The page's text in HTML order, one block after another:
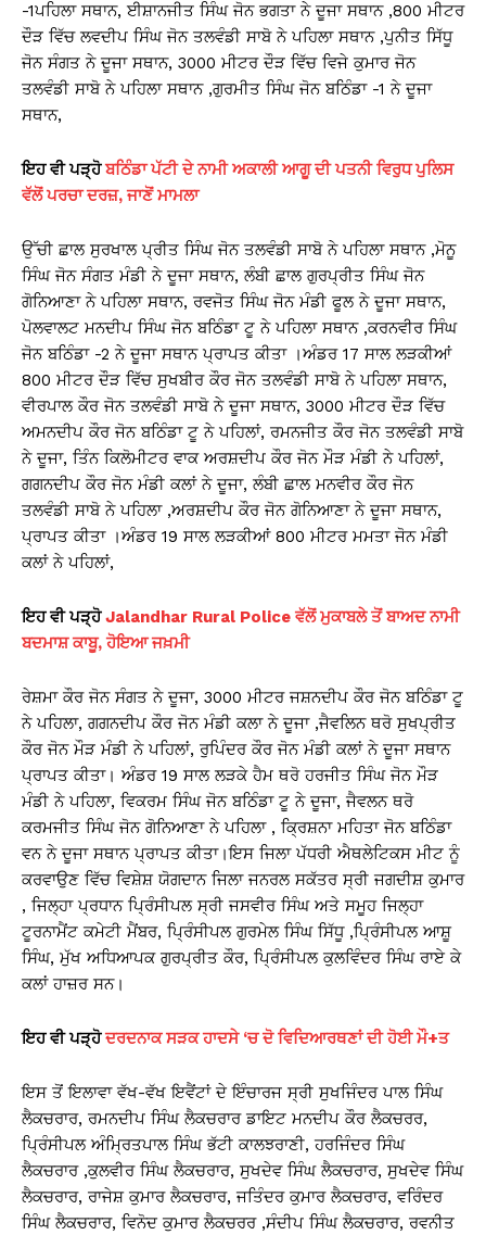
-1ਪਹਿਲਾ ਸਥਾਨ, ਈਸ਼ਾਨਜੀਤ ਸਿੰਘ ਜੋਨ ਭਗਤਾ ਨੇ ਦੂਜਾ ਸਥਾਨ ,800 ਮੀਟਰ
ਦੌੜ ਵਿੱਚ ਲਵਦੀਪ ਸਿੰਘ ਜੋਨ ਤਲਵੰਡੀ ਸਾਬੋ ਨੇ ਪਹਿਲਾ ਸਥਾਨ ,ਪੁਨੀਤ ਸਿੱਧੂ
ਜੋਨ ਸੰਗਤ ਨੇ ਦੂਜਾ ਸਥਾਨ, 3000 ਮੀਟਰ ਦੌੜ ਵਿੱਚ ਵਿਜੇ ਕੁਮਾਰ ਜੋਨ
ਤਲਵੰਡੀ ਸਾਬੋ ਨੇ ਪਹਿਲਾ ਸਥਾਨ ,ਗੁਰਮੀਤ ਸਿੰਘ ਜੋਨ ਬਠਿੰਡਾ -1 ਨੇ ਦੂਜਾ
ਸਥਾਨ,
ਇਹ ਵੀ ਪੜ੍ਹੋਬਠਿੰਡਾ ਪੱਟੀ ਦੇ ਨਾਮੀ ਅਕਾਲੀ ਆਗੂ ਦੀ ਪਤਨੀ ਵਿਰੁਧ ਪੁਲਿਸ
ਵੱਲੋਂ ਪਰਚਾ ਦਰਜ਼, ਜਾਣੋਂ ਮਾਮਲਾ
ਉੱਚੀ ਛਾਲ ਸੁਰਖਾਲ ਪ੍ਰੀਤ ਸਿੰਘ ਜੋਨ ਤਲਵੰਡੀ ਸਾਬੋ ਨੇ ਪਹਿਲਾ ਸਥਾਨ ,ਮੋਨੂ
ਸਿੰਘ ਜੋਨ ਸੰਗਤ ਮੰਡੀ ਨੇ ਦੂਜਾ ਸਥਾਨ, ਲੰਬੀ ਛਾਲ ਗੁਰਪ੍ਰੀਤ ਸਿੰਘ ਜੋਨ
ਗੋਨਿਆਣਾ ਨੇ ਪਹਿਲਾ ਸਥਾਨ, ਰਵਜੋਤ ਸਿੰਘ ਜੋਨ ਮੰਡੀ ਫੂਲ ਨੇ ਦੂਜਾ ਸਥਾਨ,
ਪੋਲਵਾਲਟ ਮਨਦੀਪ ਸਿੰਘ ਜੋਨ ਬਠਿੰਡਾ ਟੂ ਨੇ ਪਹਿਲਾ ਸਥਾਨ ,ਕਰਨਵੀਰ ਸਿੰਘ
ਜੋਨ ਬਠਿੰਡਾ -2 ਨੇ ਦੂਜਾ ਸਥਾਨ ਪ੍ਰਾਪਤ ਕੀਤਾ ।ਅੰਡਰ 17 ਸਾਲ ਲੜਕੀਆਂ
800 ਮੀਟਰ ਦੌੜ ਵਿੱਚ ਸੁਖਬੀਰ ਕੌਰ ਜੋਨ ਤਲਵੰਡੀ ਸਾਬੋ ਨੇ ਪਹਿਲਾ ਸਥਾਨ,
ਵੀਰਪਾਲ ਕੌਰ ਜੋਨ ਤਲਵੰਡੀ ਸਾਬੋ ਨੇ ਦੂਜਾ ਸਥਾਨ, 3000 ਮੀਟਰ ਦੌੜ ਵਿੱਚ
ਅਮਨਦੀਪ ਕੌਰ ਜੋਨ ਬਠਿੰਡਾ ਟੂ ਨੇ ਪਹਿਲਾਂ, ਰਮਨਜੀਤ ਕੌਰ ਜੋਨ ਤਲਵੰਡੀ ਸਾਬੋ
ਨੇ ਦੂਜਾ, ਤਿੰਨ ਕਿਲੋਮੀਟਰ ਵਾਕ ਅਰਸ਼ਦੀਪ ਕੌਰ ਜੋਨ ਮੌੜ ਮੰਡੀ ਨੇ ਪਹਿਲਾਂ,
ਗਗਨਦੀਪ ਕੌਰ ਜੋਨ ਮੰਡੀ ਕਲਾਂ ਨੇ ਦੂਜਾ, ਲੰਬੀ ਛਾਲ ਮਨਵੀਰ ਕੌਰ ਜੋਨ
ਤਲਵੰਡੀ ਸਾਬੋ ਨੇ ਪਹਿਲਾ ,ਅਰਸ਼ਦੀਪ ਕੌਰ ਜੋਨ ਗੋਨਿਆਣਾ ਨੇ ਦੂਜਾ ਸਥਾਨ,
ਪ੍ਰਾਪਤ ਕੀਤਾ ।ਅੰਡਰ 19 ਸਾਲ ਲੜਕੀਆਂ 800 ਮੀਟਰ ਮਮਤਾ ਜੋਨ ਮੰਡੀ
ਕਲਾਂ ਨੇ ਪਹਿਲਾਂ,
ਇਹ ਵੀ ਪੜ੍ਹੋJalandhar Rural Police ਵੱਲੋਂ ਮੁਕਾਬਲੇ ਤੋਂ ਬਾਅਦ ਨਾਮੀ
ਬਦਮਾਸ਼ ਕਾਬੂ, ਹੋਇਆ ਜਖ਼ਮੀ
ਰੇਸ਼ਮਾ ਕੌਰ ਜੋਨ ਸੰਗਤ ਨੇ ਦੂਜਾ, 3000 ਮੀਟਰ ਜਸ਼ਨਦੀਪ ਕੌਰ ਜੋਨ ਬਠਿੰਡਾ ਟੂ
ਨੇ ਪਹਿਲਾ, ਗਗਨਦੀਪ ਕੌਰ ਜੋਨ ਮੰਡੀ ਕਲਾ ਨੇ ਦੂਜਾ ,ਜੈਵਲਿਨ ਥਰੋ ਸੁਖਪ੍ਰੀਤ
ਕੌਰ ਜੋਨ ਮੌੜ ਮੰਡੀ ਨੇ ਪਹਿਲਾਂ, ਰੁਪਿੰਦਰ ਕੌਰ ਜੋਨ ਮੰਡੀ ਕਲਾਂ ਨੇ ਦੂਜਾ ਸਥਾਨ
ਪ੍ਰਾਪਤ ਕੀਤਾ। ਅੰਡਰ 19 ਸਾਲ ਲੜਕੇ ਹੈਮ ਥਰੋ ਹਰਜੀਤ ਸਿੰਘ ਜੋਨ ਮੌੜ
ਮੰਡੀ ਨੇ ਪਹਿਲਾ, ਵਿਕਰਮ ਸਿੰਘ ਜੋਨ ਬਠਿੰਡਾ ਟੂ ਨੇ ਦੂਜਾ, ਜੈਵਲਨ ਥਰੋ
ਕਰਮਜੀਤ ਸਿੰਘ ਜੋਨ ਗੋਨਿਆਣਾ ਨੇ ਪਹਿਲਾ , ਕ੍ਰਿਸ਼ਨਾ ਮਹਿਤਾ ਜੋਨ ਬਠਿੰਡਾ
ਵਨ ਨੇ ਦੂਜਾ ਸਥਾਨ ਪ੍ਰਾਪਤ ਕੀਤਾ।ਇਸ ਜਿਲਾ ਪੱਧਰੀ ਐਥਲੇਟਿਕਸ ਮੀਟ ਨੂੰ
ਕਰਵਾਉਣ ਵਿੱਚ ਵਿਸ਼ੇਸ਼ ਯੋਗਦਾਨ ਜਿਲਾ ਜਨਰਲ ਸਕੱਤਰ ਸ੍ਰੀ ਜਗਦੀਸ਼ ਕੁਮਾਰ
, ਜਿਲ੍ਹਾ ਪ੍ਰਧਾਨ ਪ੍ਰਿੰਸੀਪਲ ਸ੍ਰੀ ਜਸਵੀਰ ਸਿੰਘ ਅਤੇ ਸਮੂਹ ਜਿਲ੍ਹਾ
ਟੂਰਨਾਮੈਂਟ ਕਮੇਟੀ ਮੈਂਬਰ, ਪ੍ਰਿੰਸੀਪਲ ਗੁਰਮੇਲ ਸਿੰਘ ਸਿੱਧੂ ,ਪ੍ਰਿੰਸੀਪਲ ਆਸ਼ੂ
ਸਿੰਘ, ਮੁੱਖ ਅਧਿਆਪਕ ਗੁਰਪ੍ਰੀਤ ਕੌਰ, ਪ੍ਰਿੰਸੀਪਲ ਕੁਲਵਿੰਦਰ ਸਿੰਘ ਰਾਏ ਕੇ
ਕਲਾਂ ਹਾਜ਼ਰ ਸਨ।
ਇਹ ਵੀ ਪੜ੍ਹੋਦਰਦਨਾਕ ਸੜਕ ਹਾਦਸੇ ‘ਚ ਦੋ ਵਿਦਿਆਰਥਣਾਂ ਦੀ ਹੋਈ ਮੌ+ਤ
ਇਸ ਤੋਂ ਇਲਾਵਾ ਵੱਖ-ਵੱਖ ਇਵੈਂਟਾਂ ਦੇ ਇੰਚਾਰਜ ਸ੍ਰੀ ਸੁਖਜਿੰਦਰ ਪਾਲ ਸਿੰਘ
ਲੈਕਚਰਾਰ, ਰਮਨਦੀਪ ਸਿੰਘ ਲੈਕਚਰਾਰ ਡਾਇਟ ਮਨਦੀਪ ਕੌਰ ਲੈਕਚਰਰ,
ਪ੍ਰਿੰਸੀਪਲ ਅੰਮ੍ਰਿਤਪਾਲ ਸਿੰਘ ਭੱਟੀ ਕਾਲਝਰਾਣੀ, ਹਰਜਿੰਦਰ ਸਿੰਘ
ਲੈਕਚਰਾਰ ,ਕੁਲਵੀਰ ਸਿੰਘ ਲੈਕਚਰਾਰ, ਸੁਖਦੇਵ ਸਿੰਘ ਲੈਕਚਰਾਰ, ਸੁਖਦੇਵ ਸਿੰਘ
ਲੈਕਚਰਾਰ, ਰਾਜੇਸ਼ ਕੁਮਾਰ ਲੈਕਚਰਾਰ, ਜਤਿੰਦਰ ਕੁਮਾਰ ਲੈਕਚਰਾਰ, ਵਰਿੰਦਰ
ਸਿੰਘ ਲੈਕਚਰਾਰ, ਵਿਨੋਦ ਕੁਮਾਰ ਲੈਕਚਰਰ ,ਸੰਦੀਪ ਸਿੰਘ ਲੈਕਚਰਾਰ, ਰਵਨੀਤ